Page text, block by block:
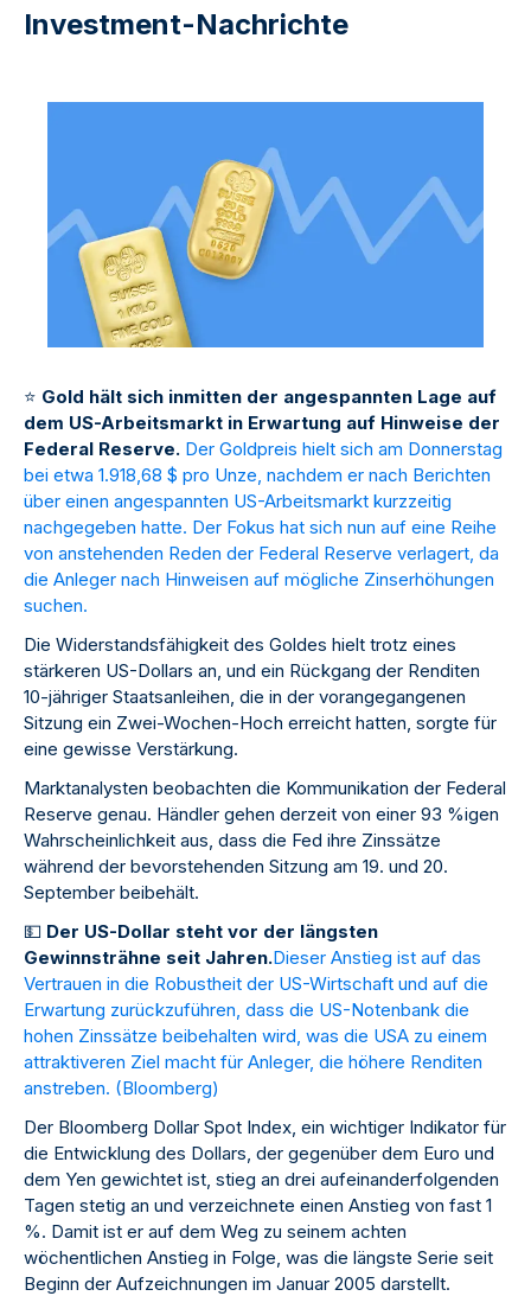
Investment-Nachrichte
⭐ Gold hält sich inmitten der angespannten Lage auf
dem US-Arbeitsmarkt in Erwartung auf Hinweise der
Federal Reserve. Der Goldpreis hielt sich am Donnerstag
bei etwa 1.918,68 $ pro Unze, nachdem er nach Berichten
über einen angespannten US-Arbeitsmarkt kurzzeitig
nachgegeben hatte. Der Fokus hat sich nun auf eine Reihe
von anstehenden Reden der Federal Reserve verlagert, da
die Anleger nach Hinweisen auf mögliche Zinserhöhungen
suchen.
Die Widerstandsfähigkeit des Goldes hielt trotz eines
stärkeren US-Dollars an, und ein Rückgang der Renditen
10-jähriger Staatsanleihen, die in der vorangegangenen
Sitzung ein Zwei-Wochen-Hoch erreicht hatten, sorgte für
eine gewisse Verstärkung.
Marktanalysten beobachten die Kommunikation der Federal
Reserve genau. Händler gehen derzeit von einer 93 %igen
Wahrscheinlichkeit aus, dass die Fed ihre Zinssätze
während der bevorstehenden Sitzung am 19. und 20.
September beibehält.
💵 Der US-Dollar steht vor der längsten
Gewinnsträhne seit Jahren.Dieser Anstieg ist auf das
Vertrauen in die Robustheit der US-Wirtschaft und auf die
Erwartung zurückzuführen, dass die US-Notenbank die
hohen Zinssätze beibehalten wird, was die USA zu einem
attraktiveren Ziel macht für Anleger, die höhere Renditen
anstreben. (Bloomberg)
Der Bloomberg Dollar Spot Index, ein wichtiger Indikator für
die Entwicklung des Dollars, der gegenüber dem Euro und
dem Yen gewichtet ist, stieg an drei aufeinanderfolgenden
Tagen stetig an und verzeichnete einen Anstieg von fast 1
%. Damit ist er auf dem Weg zu seinem achten
wöchentlichen Anstieg in Folge, was die längste Serie seit
Beginn der Aufzeichnungen im Januar 2005 darstellt.